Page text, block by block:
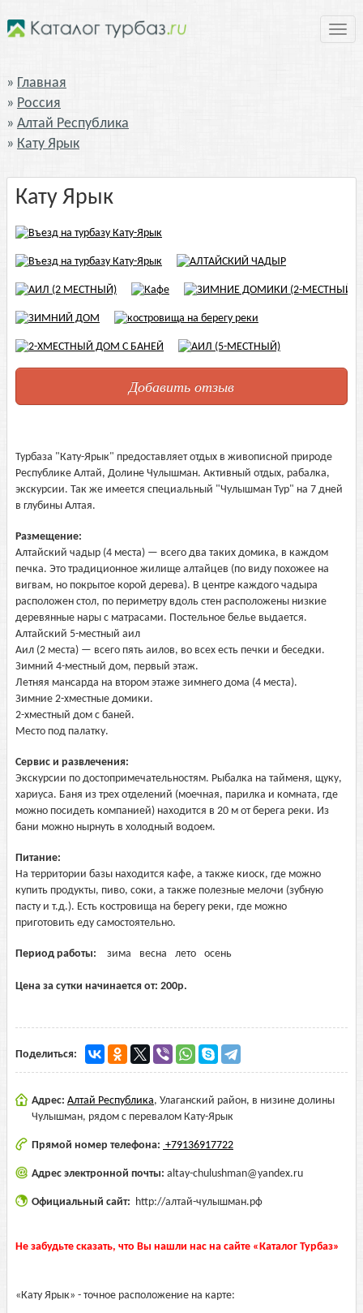
Главная
Россия
Алтай Республика
Кату Ярык
Кату Ярык
Добавить отзыв
Турбаза "Кату-Ярык" предоставляет отдых в живописной природе
Республике Алтай, Долине Чулышман. Активный отдых, рабалка,
экскурсии. Так же имеется специальный "Чулышман Тур" на 7 дней
в глубины Алтая.
Размещение:
Алтайский чадыр (4 места) — всего два таких домика, в каждом
печка. Это традиционное жилище алтайцев (по виду похожее на
вигвам, но покрытое корой дерева). В центре каждого чадыра
расположен стол, по периметру вдоль стен расположены низкие
деревянные нары с матрасами. Постельное белье выдается.
Алтайский 5-местный аил
Аил (2 места) — всего пять аилов, во всех есть печки и беседки.
Зимний 4-местный дом, первый этаж.
Летняя мансарда на втором этаже зимнего дома (4 места).
Зимние 2-хместные домики.
2-хместный дом с баней.
Место под палатку.
Сервис и развлечения:
Экскурсии по достопримечательностям. Рыбалка на тайменя, щуку,
хариуса. Баня из трех отделений (моечная, парилка и комната, где
можно посидеть компанией) находится в 20 м от берега реки. Из
бани можно нырнуть в холодный водоем.
Питание:
На территории базы находится кафе, а также киоск, где можно
купить продукты, пиво, соки, а также полезные мелочи (зубную
пасту и т.д.). Есть костровища на берегу реки, где можно
приготовить еду самостоятельно.
Период работы: зима весна лето осень
Цена за сутки начинается от: 200р.
Поделиться:
Адрес: Алтай Республика, Улаганский район, в низине долины
Чулышман, рядом с перевалом Кату-Ярык
Прямой номер телефона: +79136917722
Адрес электронной почты: altay-chulushman@yandex.ru
Официальный сайт: http://алтай-чулышман.рф
Не забудьте сказать, что Вы нашли нас на сайте «Каталог Турбаз»
«Кату Ярык» - точное расположение на карте: